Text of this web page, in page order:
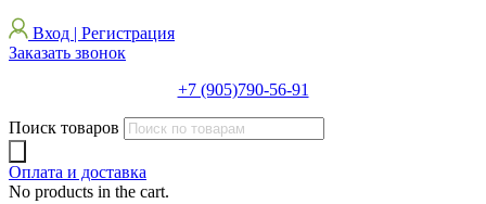
Вход | Регистрация
Заказать звонок
+7 (905)790-56-91
Поиск товаров
Оплата и доставка
No products in the cart.